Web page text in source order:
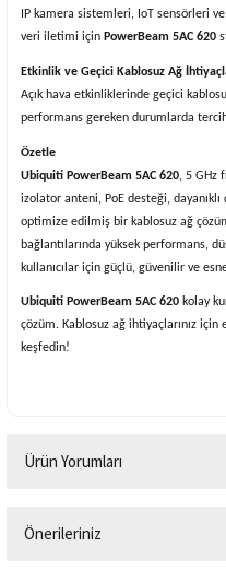
IP kamera sistemleri, IoT sensörleri
veri iletimi için PowerBeam 5AC 620
Etkinlik ve Geçici Kablosuz Ağ
Açık hava etkinliklerinde geçici
performans gereken durumlarda
Özetle
Ubiquiti PowerBeam 5AC 620, 5 GHz
izolator anteni, PoE desteği,
optimize edilmiş bir kablosuz ağ
bağlantılarında yüksek performans,
kullanıcılar için güçlü, güvenilir ve
Ubiquiti PowerBeam 5AC 620 kolay
çözüm. Kablosuz ağ ihtiyaçlarınız
keşfedin!
Ürün Yorumları
Önerileriniz